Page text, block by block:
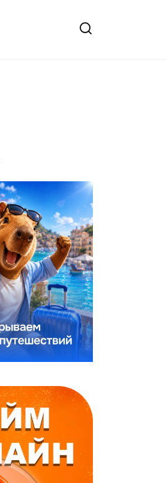
Выгодные условия
За 15 минут
Срок:
до 18 недель